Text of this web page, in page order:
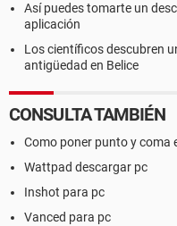
Así puedes tomarte un
aplicación
Los científicos descubren
antigüedad en Belice
CONSULTA TAMBIÉN
Como poner punto y coma
Wattpad descargar pc
Inshot para pc
Vanced para pc